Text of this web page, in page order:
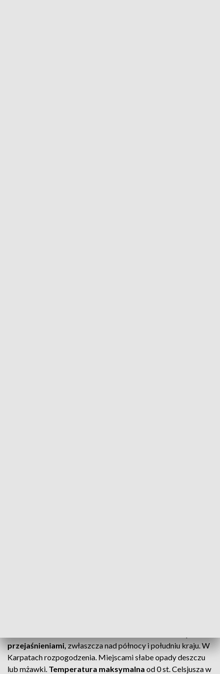
przejaśnieniami,zwłaszcza nad północy i południu kraju. W
Karpatach rozpogodzenia. Miejscami słabe opady deszczu
lub mżawki. Temperatura maksymalna od 0 st. Celsjusza w